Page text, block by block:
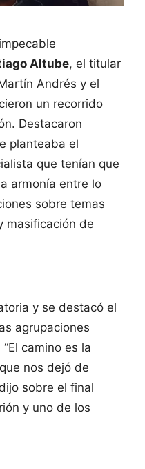
Altube, el titular
Andrés y el
un recorrido
Destacaron
planteaba el
que tenían que
armonía entre lo
sobre temas
masificación de
y se destacó el
agrupaciones
camino es la
nos dejó de
sobre el final
y uno de los